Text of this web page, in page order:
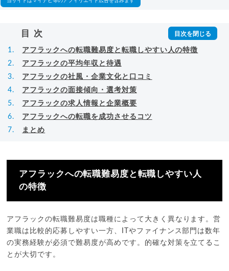
目次
アフラックへの転職難易度と転職しやすい人の特徴
アフラックの平均年収と待遇
アフラックの社風・企業文化と口コミ
アフラックの面接傾向・選考対策
アフラックの求人情報と企業概要
アフラックへの転職を成功させるコツ
まとめ
アフラックへの転職難易度と転職しやすい人
の特徴
アフラックの転職難易度は職種によって大きく異なります。営
業職は比較的応募しやすい一方、ITやファイナンス部門は数年
の実務経験が必須で難易度が高めです。的確な対策を立てるこ
とが大切です。